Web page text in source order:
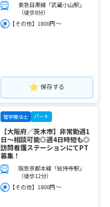
東急目黒線「武蔵小山駅」
（徒歩8分）
【その他】1800円 ～
保存する
理学療法士 パート
【大阪府／茨木市】非常勤週1
日～相談可能◎週4日時短も◎
訪問看護ステーションにてPT
募集！
阪急京都本線「総持寺駅」
（徒歩12分）
【その他】1800円 ～